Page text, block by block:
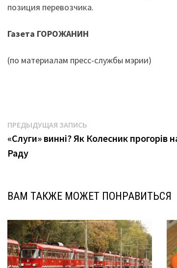
позиция перевозчика.
Газета ГОРОЖАНИН
(по материалам пресс-службы мэрии)
Навигация
по
записям
ПРЕДЫДУЩАЯ ЗАПИСЬ
запись:
«Слуги» винні? Як Колесник прогорів
Раду
ВАМ ТАКЖЕ МОЖЕТ ПОНРАВИТЬСЯ